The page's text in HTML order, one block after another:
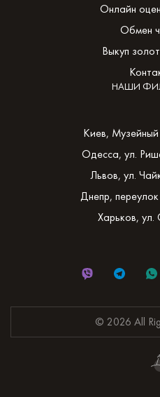
Онлайн
Обмен
Выкуп
НАШИ
Киев,
Одесса, ул.
Львов, ул.
Днепр,
Харьков, ул.
© 2026 All